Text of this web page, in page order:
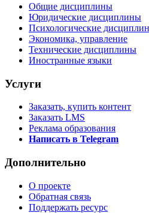
Общие дисциплины
Юридические дисциплины
Психологические
Экономика, управление
Технические дисциплины
Иностранные языки
Услуги
Заказать, купить контент
Заказать LMS
Реклама образования
Написать в Telegram
Дополнительно
О проекте
Обратная связь
Поддержать ресурс